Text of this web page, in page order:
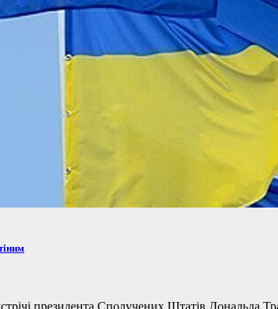
президента Сполучених Штатів Дональда